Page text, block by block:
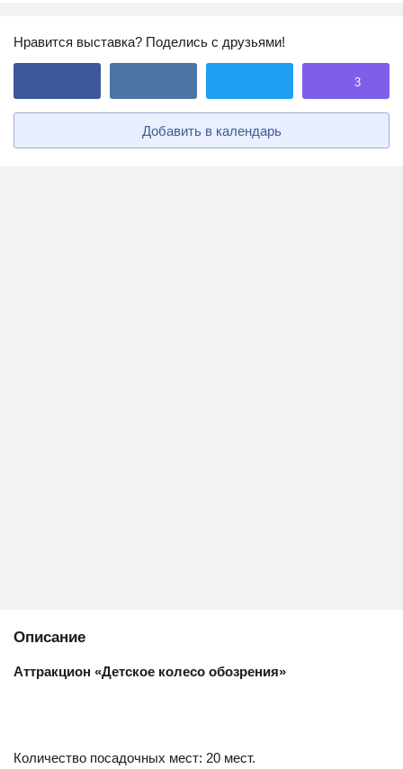
Нравится выставка? Поделись с друзьями!
3
Добавить в календарь
Описание
Аттракцион «Детское колесо обозрения»
Количество посадочных мест: 20 мест.